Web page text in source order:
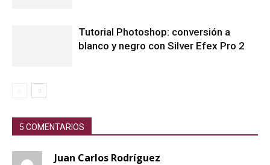
Tutorial Photoshop: conversión a
blanco y negro con Silver Efex Pro 2
5 COMENTARIOS
Juan Carlos Rodríguez